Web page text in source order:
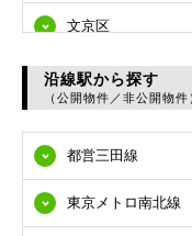
文京区
台東区
江東区
品川区
沿線駅から探す
（公開物件／非公開物件
都営三田線
東京メトロ南北線